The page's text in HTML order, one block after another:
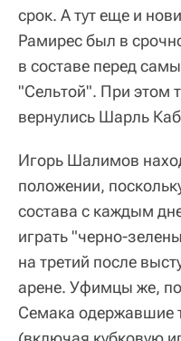
срок. А тут еще и
Рамирес был в
в составе перед
"Сельтой". При этом
вернулись Шарль
Игорь Шалимов
положении,
состава с каждым
играть "черно-
на третий после
арене. Уфимцы же,
Семака одержавшие